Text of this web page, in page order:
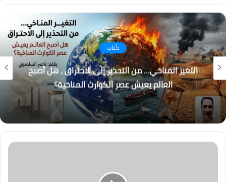
كُتاب
التغير المناخي… من التحذير إلى الاحتراق ، هل أصبح
العالم يعيش عصر الكوارث المناخية؟